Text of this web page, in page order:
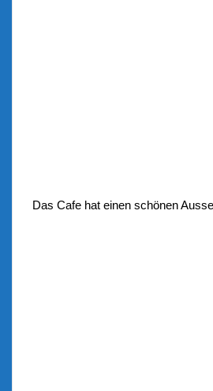
Das Cafe hat einen schönen